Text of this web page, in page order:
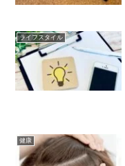
ライフスタイル
健康